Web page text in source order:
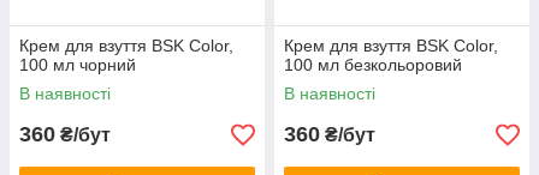
Крем для взуття BSK Color,
100 мл чорний
В наявності
360 ₴/бут
Крем для взуття BSK Color,
100 мл безкольоровий
В наявності
360 ₴/бут